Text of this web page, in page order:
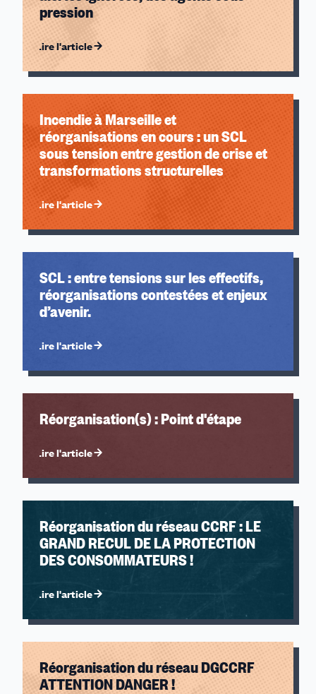
pression
Lire l'article
Incendie à Marseille et
réorganisations en cours : un SCL
sous tension entre gestion de crise et
transformations structurelles
Lire l'article
SCL : entre tensions sur les effectifs,
réorganisations contestées et enjeux
d’avenir.
Lire l'article
Réorganisation(s) : Point d'étape
Lire l'article
Réorganisation du réseau CCRF : LE
GRAND RECUL DE LA PROTECTION
DES CONSOMMATEURS !
Lire l'article
Réorganisation du réseau DGCCRF
ATTENTION DANGER !